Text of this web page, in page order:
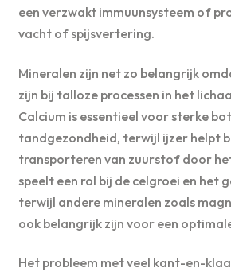
een verzwakt immuunsysteem of
vacht of spijsvertering.
Mineralen zijn net zo belangrijk
zijn bij talloze processen in het
Calcium is essentieel voor sterke
tandgezondheid, terwijl ijzer helpt
transporteren van zuurstof door
speelt een rol bij de celgroei en het
terwijl andere mineralen zoals
ook belangrijk zijn voor een
Het probleem met veel kant-en-